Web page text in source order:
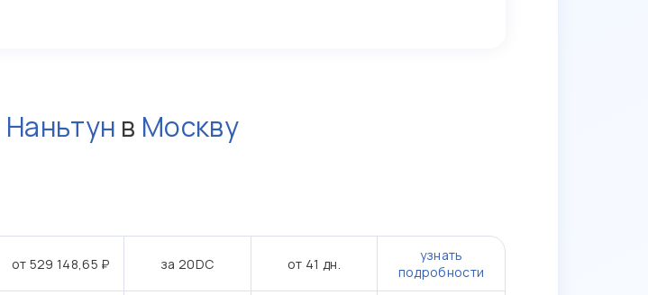
Наньтун в Москву
от 529 148,65 ₽ за 20DC от 41 дн.
узнать
подробности